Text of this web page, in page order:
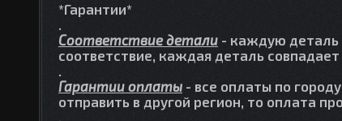
*Гарантии*
.
Соответствие детали - каждую деталь
соответствие, каждая деталь
.
Гарантии оплаты - все оплаты по
отправить в другой регион, то оплата
.